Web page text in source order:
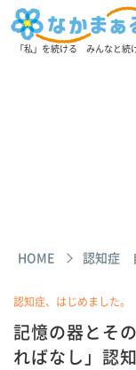
「私」を続ける みんなと続
HOME 認知症
認知症、はじめました。
記憶の器とそ
ればなし」認